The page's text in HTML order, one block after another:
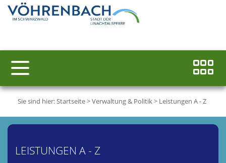
Sie sind hier:Startseite>Verwaltung & Politik> Leistungen A - Z
LEISTUNGEN A - Z